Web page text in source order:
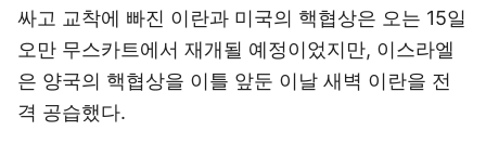
싸고 교착에 빠진 이란과 미국의 핵협상은 오는 15일
오만 무스카트에서 재개될 예정이었지만, 이스라엘
은 양국의 핵협상을 이틀 앞둔 이날 새벽 이란을 전
격 공습했다.